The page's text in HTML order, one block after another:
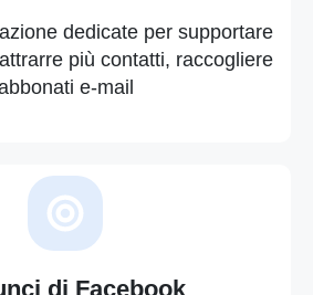
dedicate per supportare
più contatti, raccogliere
e-mail
di Facebook